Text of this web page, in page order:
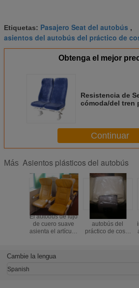
Etiquetas: Pasajero Seat del autobús ,
asientos del autobús del práctico de
Obtenga el mejor
Resistencia de
cómoda/del tren
Continuar
Más Asientos plásticos del autobús
El autobús de lujo
de cuero suave
asienta el artículo,
coche para el tren
autobús del
práctico de costa
Cambie la lengua
Spanish